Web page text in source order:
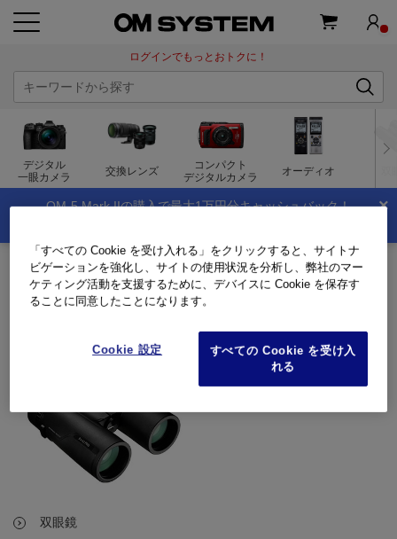
ログインでもっとおトクに！
デジタル
一眼カメラ
交換レンズ
コンパクト
デジタルカメラ
オーディオ
×
OM-5 Mark IIの購入で最大1万円分キャッシュバック！
トップページ 製品・オンラインストア 双眼鏡 双眼鏡
双眼鏡
双眼鏡
「すべての Cookie を受け入れる」をクリックすると、サイトナ
ビゲーションを強化し、サイトの使用状況を分析し、弊社のマー
ケティング活動を支援するために、デバイスに Cookie を保存す
ることに同意したことになります。
Cookie 設定
すべての Cookie を受け入
れる